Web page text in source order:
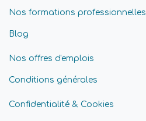
Nos formations professionnelles
Blog
Nos offres d'emplois
Conditions générales
Confidentialité & Cookies